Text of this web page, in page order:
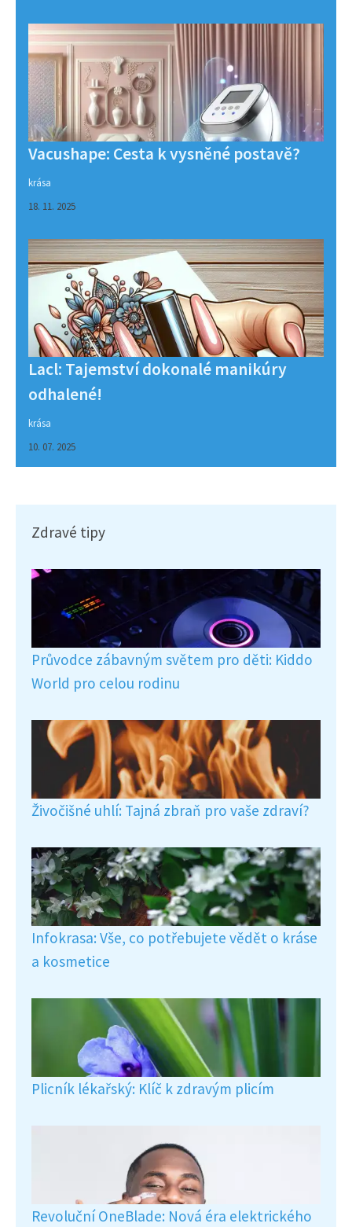
Vacushape: Cesta k vysněné postavě?
krása
18. 11. 2025
Lacl: Tajemství dokonalé manikúry
odhalené!
krása
10. 07. 2025
Zdravé tipy
Průvodce zábavným světem pro děti: Kiddo
World pro celou rodinu
Živočišné uhlí: Tajná zbraň pro vaše zdraví?
Infokrasa: Vše, co potřebujete vědět o kráse
a kosmetice
Plicník lékařský: Klíč k zdravým plicím
Revoluční OneBlade: Nová éra elektrického